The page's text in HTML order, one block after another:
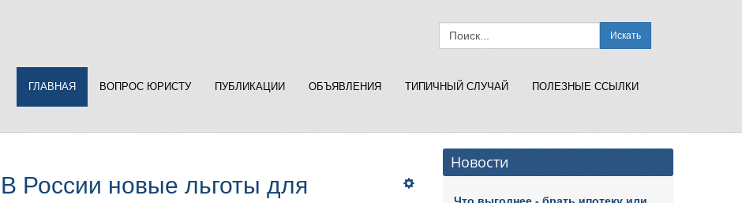
Искать
ГЛАВНАЯ ВОПРОС ЮРИСТУ ПУБЛИКАЦИИ ОБЪЯВЛЕНИЯ ТИПИЧНЫЙ СЛУЧАЙ ПОЛЕЗНЫЕ ССЫЛКИ
В России новые льготы для
Новости